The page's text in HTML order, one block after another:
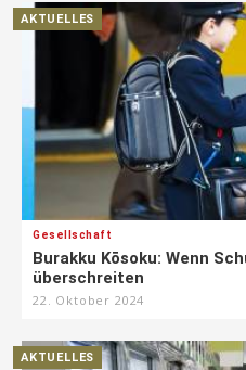
AKTUELLES
Gesellschaft
Burakku Kōsoku: Wenn
überschreiten
22. Oktober 2024
AKTUELLES